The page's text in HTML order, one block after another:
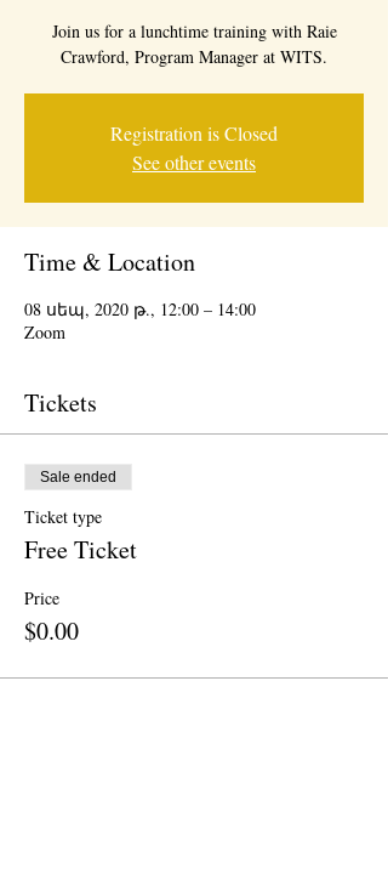
Join us for a lunchtime training with Raie
Crawford, Program Manager at WITS.
Registration is Closed
See other events
Time & Location
08 սեպ, 2020 թ., 12:00 – 14:00
Zoom
Tickets
Sale ended
Ticket type
Free Ticket
Price
$0.00